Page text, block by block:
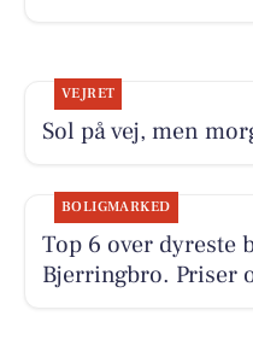
VEJRET
Sol på vej, men
BOLIGMARKED
Top 6 over dyreste
Bjerringbro. Priser